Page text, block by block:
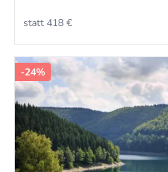
statt 418 €
-24%